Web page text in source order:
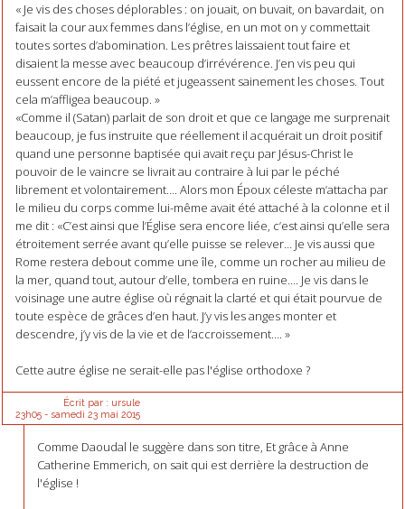
« Je vis des choses déplorables : on jouait, on buvait, on bavardait, on
faisait la cour aux femmes dans l’église, en un mot on y commettait
toutes sortes d’abomination. Les prêtres laissaient tout faire et
disaient la messe avec beaucoup d’irrévérence. J’en vis peu qui
eussent encore de la piété et jugeassent sainement les choses. Tout
cela m’affligea beaucoup. »
«Comme il (Satan) parlait de son droit et que ce langage me surprenait
beaucoup, je fus instruite que réellement il acquérait un droit positif
quand une personne baptisée qui avait reçu par Jésus-Christ le
pouvoir de le vaincre se livrait au contraire à lui par le péché
librement et volontairement…. Alors mon Époux céleste m’attacha par
le milieu du corps comme lui-même avait été attaché à la colonne et il
me dit : «C’est ainsi que l’Église sera encore liée, c’est ainsi qu’elle sera
étroitement serrée avant qu’elle puisse se relever… Je vis aussi que
Rome restera debout comme une île, comme un rocher au milieu de
la mer, quand tout, autour d’elle, tombera en ruine…. Je vis dans le
voisinage une autre église où régnait la clarté et qui était pourvue de
toute espèce de grâces d’en haut. J’y vis les anges monter et
descendre, j’y vis de la vie et de l’accroissement…. »
Cette autre église ne serait-elle pas l'église orthodoxe ?
Écrit par : ursule
23h05- samedi 23 mai 2015
Comme Daoudal le suggère dans son titre, Et grâce à Anne
Catherine Emmerich, on sait qui est derrière la destruction de
l'église !